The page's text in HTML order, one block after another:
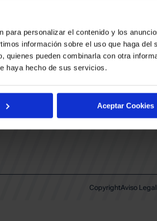
personalizar el contenido y los
información sobre el uso que haga del
pueden combinarla con otra
haya hecho de sus servicios.
Aceptar Cookies
BASKONIA-ALAVÉS
Vitoria-Gasteiz
CopyrightAviso Legal